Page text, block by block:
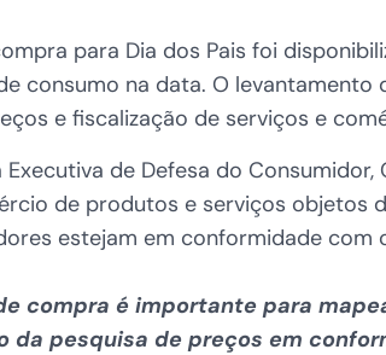
para Dia dos Pais foi
consumo na data. O
e fiscalização de serviços e
de Defesa do
de produtos e serviços
estejam em conformidade com
compra é importante para
da pesquisa de preços em